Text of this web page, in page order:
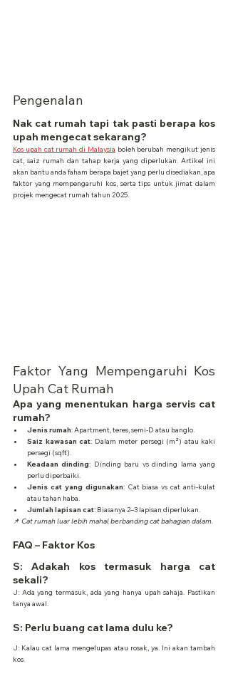
Pengenalan
Nak cat rumah tapi tak pasti berapa kos
upah mengecat sekarang?
Kos upah cat rumah di Malaysia boleh berubah mengikut jenis
cat, saiz rumah dan tahap kerja yang diperlukan. Artikel ini
akan bantu anda faham berapa bajet yang perlu disediakan, apa
faktor yang mempengaruhi kos, serta tips untuk jimat dalam
projek mengecat rumah tahun 2025.
Faktor Yang Mempengaruhi Kos
Upah Cat Rumah
Apa yang menentukan harga servis cat
rumah?
Jenis rumah: Apartment, teres, semi-D atau banglo.
Saiz kawasan cat: Dalam meter persegi (m²) atau kaki
persegi (sqft).
Keadaan dinding: Dinding baru vs dinding lama yang
perlu diperbaiki.
Jenis cat yang digunakan: Cat biasa vs cat anti-kulat
atau tahan haba.
Jumlah lapisan cat: Biasanya 2–3 lapisan diperlukan.
📌 Cat rumah luar lebih mahal berbanding cat bahagian dalam.
FAQ – Faktor Kos
S: Adakah kos termasuk harga cat
sekali?
J: Ada yang termasuk, ada yang hanya upah sahaja. Pastikan
tanya awal.
S: Perlu buang cat lama dulu ke?
J: Kalau cat lama mengelupas atau rosak, ya. Ini akan tambah
kos.